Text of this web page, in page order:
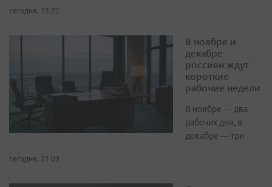
сегодня, 15:22
В ноябре и
декабре
россиян ждут
короткие
рабочие недели
В ноябре — два
рабочих дня, в
декабре — три
сегодня, 21:09